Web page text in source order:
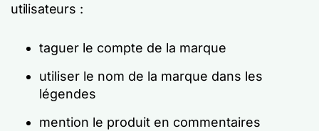
utilisateurs :
taguer le compte de la marque
utiliser le nom de la marque dans les
légendes
mention le produit en commentaires